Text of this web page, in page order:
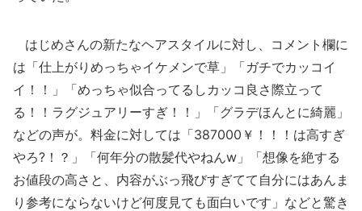
はじめさんの新たなヘアスタイルに対し、コメント欄に
は「仕上がりめっちゃイケメンで草」「ガチでカッコイ
イ！！」「めっちゃ似合ってるしカッコ良さ際立って
る！！ラグジュアリーすぎ！！」「グラデほんとに綺麗」
などの声が。料金に対しては「387000￥！！！は高すぎ
やろ?！？」「何年分の散髪代やねんw」「想像を絶する
お値段の高さと、内容がぶっ飛びすぎてて自分にはあんま
り参考にならないけど何度見ても面白いです」などと驚き